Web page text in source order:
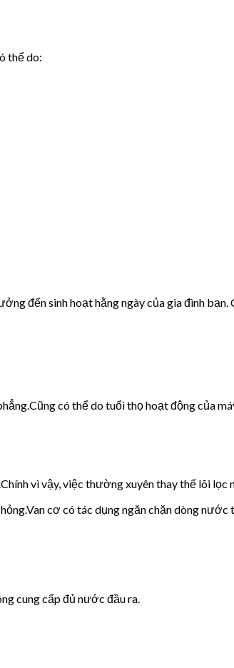
thể do:
đến sinh hoạt hằng ngày của gia đình
có thể do tuổi thọ hoạt động của
vì vậy, việc thường xuyên thay thế lõi lọc
cơ có tác dụng ngăn chặn dòng nước
cung cấp đủ nước đầu ra.